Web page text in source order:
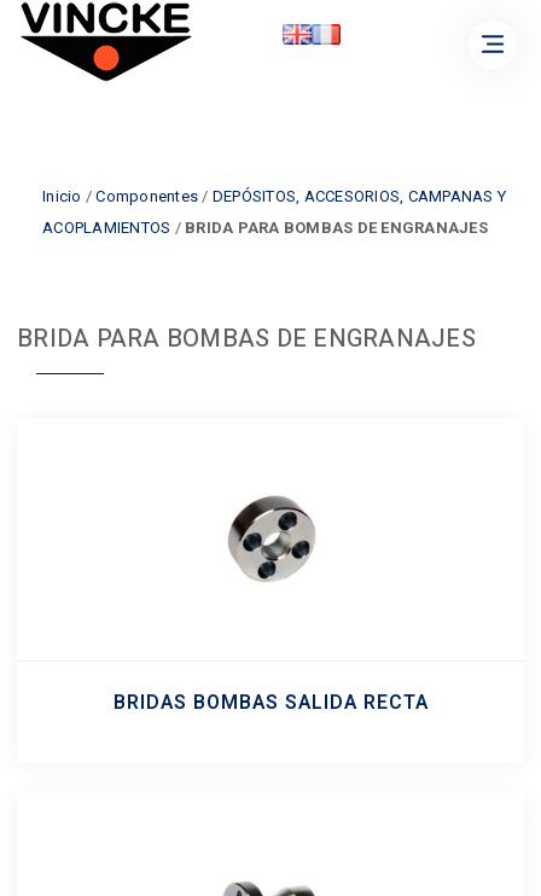
Inicio /Componentes / DEPÓSITOS, ACCESORIOS, CAMPANAS Y
ACOPLAMIENTOS / BRIDA PARA BOMBAS DE ENGRANAJES
BRIDA PARA BOMBAS DE ENGRANAJES
BRIDAS BOMBAS SALIDA RECTA